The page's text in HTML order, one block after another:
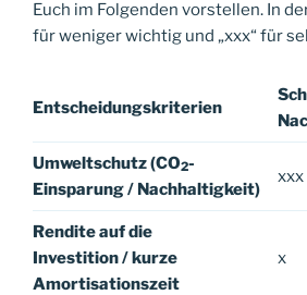
Euch im Folgenden vorstellen. In
für weniger wichtig und „xxx“ für
Entscheidungskriterien
Umweltschutz (CO2-
Einsparung / Nachhaltigkeit)
xxx
Rendite auf die
Investition / kurze
Amortisationszeit
x